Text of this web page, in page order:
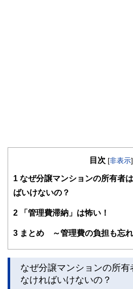
目次 [非表示]
1 なぜ分譲マンションの所有者
ばいけないの？
2 「管理費滞納」は怖い！
3 まとめ ～管理費の負担も忘
なぜ分譲マンションの所有
なければいけないの？